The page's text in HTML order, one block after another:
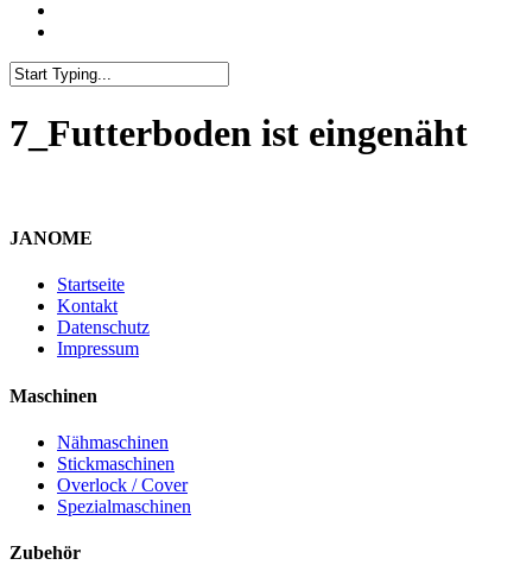
7_Futterboden ist eingenäht
JANOME
Startseite
Kontakt
Datenschutz
Impressum
Maschinen
Nähmaschinen
Stickmaschinen
Overlock / Cover
Spezialmaschinen
Zubehör